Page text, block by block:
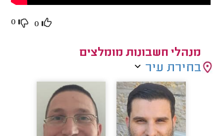
0
0
מנהלי חשבונות מומלצים
בחירת עיר